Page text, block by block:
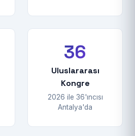
36
Uluslararası
Kongre
2026 ile 36'ıncısı
Antalya'da